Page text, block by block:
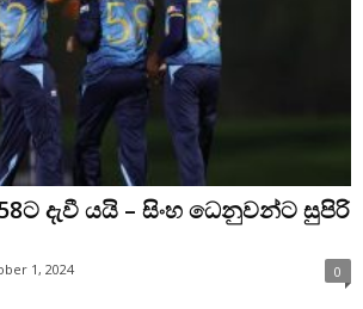
දැවී යයි – සිංහ ධෙනුවන්ට සුපිරි
1, 2024 0